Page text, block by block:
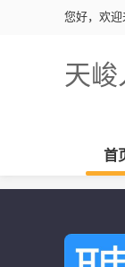
您好，欢迎
天峻
首